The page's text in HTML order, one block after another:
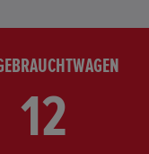
12